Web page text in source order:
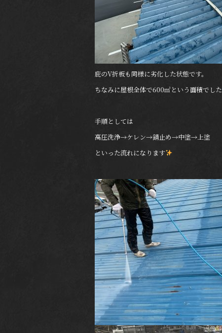
庇のV折板も同様に劣化した状態です。
ちなみに屋根全体で600㎡という面積でした
手順としては
高圧洗浄→ケレン→錆止め→中塗→上塗
といった流れになります